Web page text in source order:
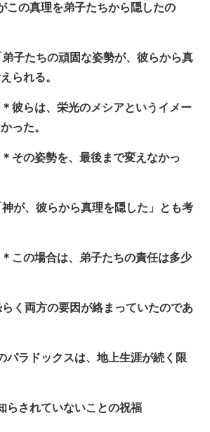
理を弟子たちから隠したの
頑固な姿勢が、彼らから真
られる。
光のメシアというイメー
った。
、最後まで変えなかっ
から真理を隠した」とも考
、弟子たちの責任は多少
要因が絡まっていたのであ
ックスは、地上生涯が続く限
されていないことの祝福